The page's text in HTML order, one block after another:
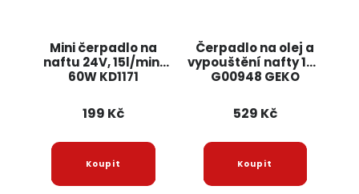
Mini čerpadlo na
naftu 24V, 15l/min,
60W KD1171
199 Kč
Čerpadlo na olej a
vypouštění nafty 12V
G00948 GEKO
529 Kč